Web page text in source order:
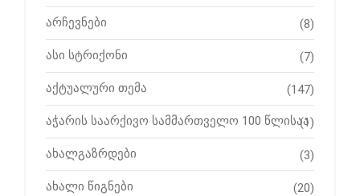
არჩევნები (8)
ასი სტრიქონი (7)
აქტუალური თემა (147)
აჭარის საარქივო სამმართველო 100 წლისაა
(1)
ახალგაზრდები (3)
ახალი წიგნები (20)